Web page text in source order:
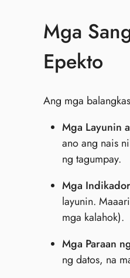
Mga
Epekto
Ang mga
Mga Layunin
ano ang nais
ng tagumpay.
Mga
layunin.
mga kalahok).
Mga Paraan
ng datos, na